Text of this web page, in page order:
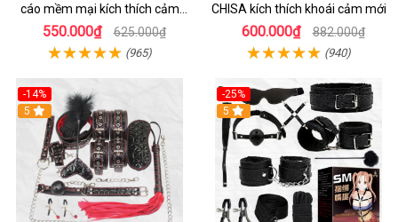
cáo mềm mại kích thích cảm
giác mới
550.000₫ 625.000₫
(965)
CHISA kích thích khoái cảm mới
600.000₫ 882.000₫
(940)
-14%
Hot
5
-25%
Hot
5